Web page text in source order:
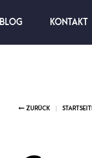
BLOG KONTAKT